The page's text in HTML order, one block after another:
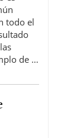
todo el
de …